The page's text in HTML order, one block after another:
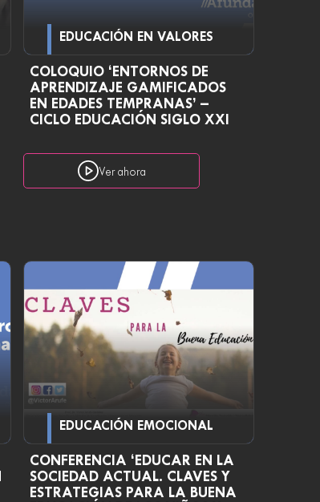
EDUCACIÓN EN VALORES
COLOQUIO ‘ENTORNOS DE
APRENDIZAJE GAMIFICADOS
EN EDADES TEMPRANAS’ –
CICLO EDUCACIÓN SIGLO XXI
Ver ahora
EDUCACIÓN EMOCIONAL
CONFERENCIA ‘EDUCAR EN LA
SOCIEDAD ACTUAL. CLAVES Y
ESTRATEGIAS PARA LA BUENA